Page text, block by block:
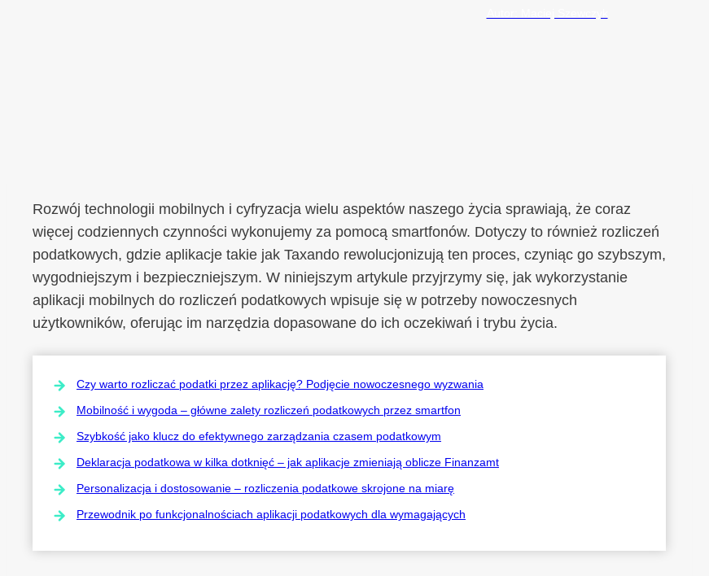
Rozwój technologii mobilnych i cyfryzacja wielu aspektów naszego życia sprawiają, że coraz
więcej codziennych czynności wykonujemy za pomocą smartfonów. Dotyczy to również rozliczeń
podatkowych, gdzie aplikacje takie jak Taxando rewolucjonizują ten proces, czyniąc go szybszym,
wygodniejszym i bezpieczniejszym. W niniejszym artykule przyjrzymy się, jak wykorzystanie
aplikacji mobilnych do rozliczeń podatkowych wpisuje się w potrzeby nowoczesnych
użytkowników, oferując im narzędzia dopasowane do ich oczekiwań i trybu życia.
Czy warto rozliczać podatki przez aplikację? Podjęcie nowoczesnego wyzwania
Mobilność i wygoda – główne zalety rozliczeń podatkowych przez smartfon
Szybkość jako klucz do efektywnego zarządzania czasem podatkowym
Deklaracja podatkowa w kilka dotknięć – jak aplikacje zmieniają oblicze Finanzamt
Personalizacja i dostosowanie – rozliczenia podatkowe skrojone na miarę
Przewodnik po funkcjonalnościach aplikacji podatkowych dla wymagających